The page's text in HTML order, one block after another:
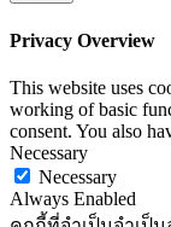
Privacy Overview
This website uses
working of basic
consent. You also
Necessary
Necessary
Always Enabled